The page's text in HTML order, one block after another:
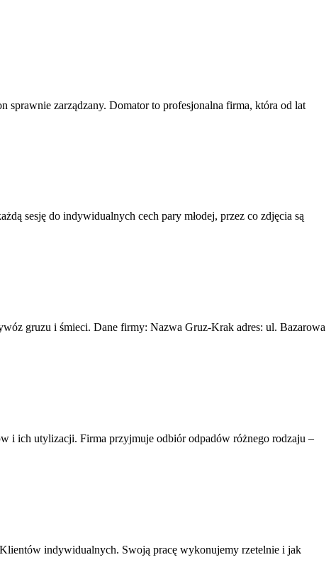
sprawnie zarządzany. Domator to profesjonalna firma, która od lat
sesję do indywidualnych cech pary młodej, przez co zdjęcia są
gruzu i śmieci. Dane firmy: Nazwa Gruz-Krak adres: ul. Bazarowa
i ich utylizacji. Firma przyjmuje odbiór odpadów różnego rodzaju –
Klientów indywidualnych. Swoją pracę wykonujemy rzetelnie i jak